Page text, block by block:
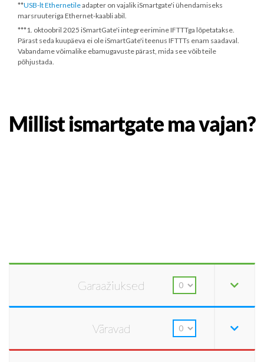
**USB-lt Ethernetileadapter on vajalik iSmartgate'i ühendamiseks
marsruuteriga Ethernet-kaabli abil.
***1. oktoobril 2025 iSmartGate'i integreerimine IFTTTga lõpetatakse.
Pärast seda kuupäeva ei ole iSmartGate'i teenus IFTTTs enam saadaval.
Vabandame võimalike ebamugavuste pärast, mida see võib teile
põhjustada.
Millist ismartgate ma vajan?
Garaažiuksed
Väravad